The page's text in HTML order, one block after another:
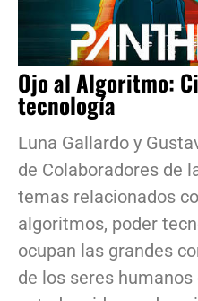
Ojo al Algoritmo:
tecnología
Luna Gallardo y
de Colaboradores de
temas relacionados
algoritmos, poder
ocupan las grandes
de los seres humanos